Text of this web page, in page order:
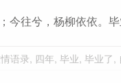
今往兮，杨柳依依。
语录, 四年, 毕业, 毕业了,